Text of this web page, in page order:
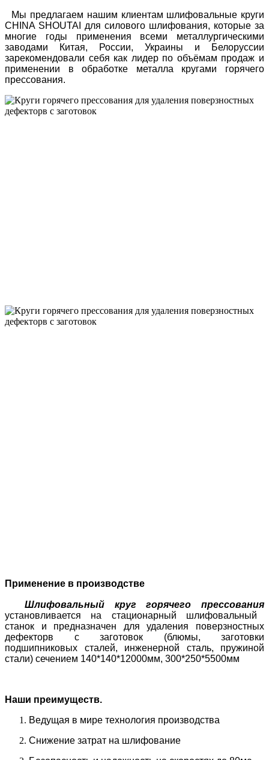
Мы предлагаем нашим клиентам шлифовальные круги
CHINA SHOUTAI для силового шлифования, которые за
многие годы применения всеми металлургическими
заводами Китая, России, Украины и Белоруссии
зарекомендовали себя как лидер по объёмам продаж и
применении в обработке металла кругами горячего
прессования.
Применение в производстве
Шлифовальный круг горячего прессования
установливается на стационарный шлифовальный
станок и предназначен для удаления поверзностных
дефекторв с заготовок (блюмы, заготовки
подшипниковых сталей, инженерной сталь, пружиной
стали) сечением 140*140*12000мм, 300*250*5500мм
Наши преимуществ.
Ведущая в мире технология производства
Снижение затрат на шлифование